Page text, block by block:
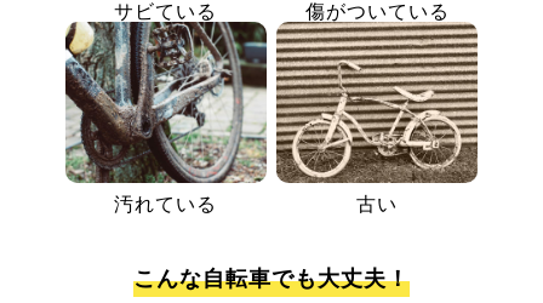
サビている 傷がついている
汚れている 古い
こんな自転車でも大丈夫！